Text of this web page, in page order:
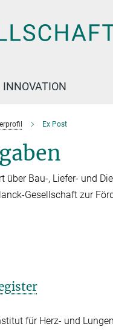
INNOVATION
Ex Post
über Bau-, Liefer- und
Gesellschaft zur
für Herz- und